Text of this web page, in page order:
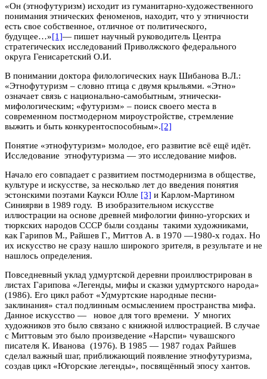
«Он (этнофутуризм) исходит из гуманитарно-художественного
понимания этнических феноменов, находит, что у этничности
есть свое собственное, отличное от политического,
будущее…»[1]— пишет научный руководитель Центра
стратегических исследований Приволжского федерального
округа Генисаретский О.И.
В понимании доктора филологических наук Шибанова В.Л.:
«Этнофутуризм – словно птица с двумя крыльями. «Этно»
означает связь с национально-самобытным, этнически-
мифологическим; «футуризм» – поиск своего места в
современном постмодерном мироустройстве, стремление
выжить и быть конкурентоспособным».[2]
Понятие «этнофутуризм» молодое, его развитие всё ещё идёт.
Исследование этнофутуризма — это исследование мифов.
Начало его совпадает с развитием постмодернизма в обществе,
культуре и искусстве, за несколько лет до введения понятия
эстонскими поэтами Каукси Юлле [3] и Карлом-Мартином
Синиярви в 1989 году. В изобразительном искусстве
иллюстрации на основе древней мифологии финно-угорских и
тюркских народов СССР были созданы такими художниками,
как Гарипов М., Райшев Г., Миттов А. в 1970 —1980-х годах. Но
их искусство не сразу нашло широкого зрителя, в результате и не
нашлось определения.
Повседневный уклад удмуртской деревни проиллюстрирован в
листах Гарипова «Легенды, мифы и сказки удмуртского народа»
(1986). Его цикл работ «Удмуртские народные песни-
заклинания» стал подлинным осмыслением пространства мифа.
Данное искусство — новое для того времени. У многих
художников это было связано с книжной иллюстрацией. В случае
с Миттовым это было произведение «Нарспи» чувашского
писателя К. Иванова (1976). В 1985 — 1987 годах Райшев
сделал важный шаг, приближающий появление этнофутуризма,
создав цикл «Югорские легенды», посвящённый эпосу хантов.